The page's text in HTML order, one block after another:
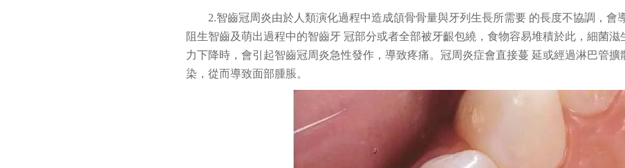
2.智齒冠周炎由於人類演化過程中造成頜骨骨量與牙列生長所需要 的長度不協調，會
阻生智齒及萌出過程中的智齒牙 冠部分或者全部被牙齦包繞，食物容易堆積於此，細菌滋
力下降時，會引起智齒冠周炎急性發作，導致疼痛。冠周炎症會直接蔓 延或經過淋巴管擴
染，從而導致面部腫脹。